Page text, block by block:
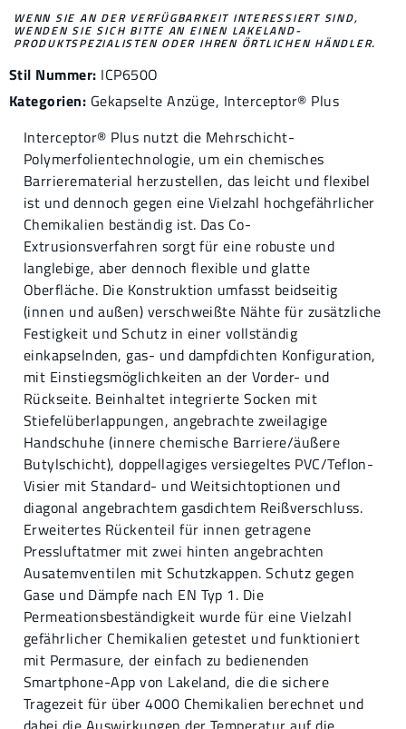
WENN SIE AN DER VERFÜGBARKEIT INTERESSIERT SIND,
WENDEN SIE SICH BITTE AN EINEN LAKELAND-
PRODUKTSPEZIALISTEN ODER IHREN ÖRTLICHEN HÄNDLER.
Stil Nummer: ICP650O
Kategorien: Gekapselte Anzüge, Interceptor® Plus
Interceptor® Plus nutzt die Mehrschicht-
Polymerfolientechnologie, um ein chemisches
Barrierematerial herzustellen, das leicht und flexibel
ist und dennoch gegen eine Vielzahl hochgefährlicher
Chemikalien beständig ist. Das Co-
Extrusionsverfahren sorgt für eine robuste und
langlebige, aber dennoch flexible und glatte
Oberfläche. Die Konstruktion umfasst beidseitig
(innen und außen) verschweißte Nähte für zusätzliche
Festigkeit und Schutz in einer vollständig
einkapselnden, gas- und dampfdichten Konfiguration,
mit Einstiegsmöglichkeiten an der Vorder- und
Rückseite. Beinhaltet integrierte Socken mit
Stiefelüberlappungen, angebrachte zweilagige
Handschuhe (innere chemische Barriere/äußere
Butylschicht), doppellagiges versiegeltes PVC/Teflon-
Visier mit Standard- und Weitsichtoptionen und
diagonal angebrachtem gasdichtem Reißverschluss.
Erweitertes Rückenteil für innen getragene
Pressluftatmer mit zwei hinten angebrachten
Ausatemventilen mit Schutzkappen. Schutz gegen
Gase und Dämpfe nach EN Typ 1. Die
Permeationsbeständigkeit wurde für eine Vielzahl
gefährlicher Chemikalien getestet und funktioniert
mit Permasure, der einfach zu bedienenden
Smartphone-App von Lakeland, die die sichere
Tragezeit für über 4000 Chemikalien berechnet und